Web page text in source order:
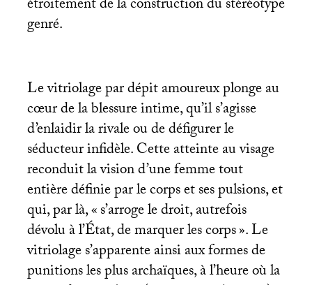
étroitement de la construction du stéréotype
genré.
Le vitriolage par dépit amoureux plonge au
cœur de la blessure intime, qu’il s’agisse
d’enlaidir la rivale ou de défigurer le
séducteur infidèle. Cette atteinte au visage
reconduit la vision d’une femme tout
entière définie par le corps et ses pulsions, et
qui, par là, «s’arroge le droit, autrefois
dévolu à l’État, de marquer les corps». Le
vitriolage s’apparente ainsi aux formes de
punitions les plus archaïques, à l’heure où la